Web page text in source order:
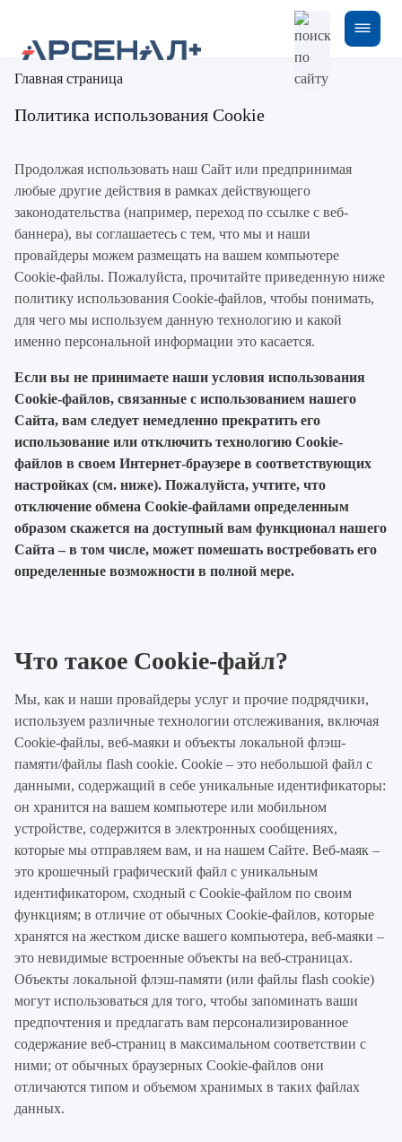
Главная страница
Политика использования Cookie
Продолжая использовать наш Сайт или предпринимая
любые другие действия в рамках действующего
законодательства (например, переход по ссылке с веб-
баннера), вы соглашаетесь с тем, что мы и наши
провайдеры можем размещать на вашем компьютере
Cookie-файлы. Пожалуйста, прочитайте приведенную ниже
политику использования Cookie-файлов, чтобы понимать,
для чего мы используем данную технологию и какой
именно персональной информации это касается.
Если вы не принимаете наши условия использования
Cookie-файлов, связанные с использованием нашего
Сайта, вам следует немедленно прекратить его
использование или отключить технологию Cookie-
файлов в своем Интернет-браузере в соответствующих
настройках (см. ниже). Пожалуйста, учтите, что
отключение обмена Cookie-файлами определенным
образом скажется на доступный вам функционал нашего
Сайта – в том числе, может помешать востребовать его
определенные возможности в полной мере.
Что такое Cookie-файл?
Мы, как и наши провайдеры услуг и прочие подрядчики,
используем различные технологии отслеживания, включая
Cookie-файлы, веб-маяки и объекты локальной флэш-
памяти/файлы flash cookie. Cookie – это небольшой файл с
данными, содержащий в себе уникальные идентификаторы:
он хранится на вашем компьютере или мобильном
устройстве, содержится в электронных сообщениях,
которые мы отправляем вам, и на нашем Сайте. Веб-маяк –
это крошечный графический файл с уникальным
идентификатором, сходный с Cookie-файлом по своим
функциям; в отличие от обычных Cookie-файлов, которые
хранятся на жестком диске вашего компьютера, веб-маяки –
это невидимые встроенные объекты на веб-страницах.
Объекты локальной флэш-памяти (или файлы flash cookie)
могут использоваться для того, чтобы запоминать ваши
предпочтения и предлагать вам персонализированное
содержание веб-страниц в максимальном соответствии с
ними; от обычных браузерных Cookie-файлов они
отличаются типом и объемом хранимых в таких файлах
данных.